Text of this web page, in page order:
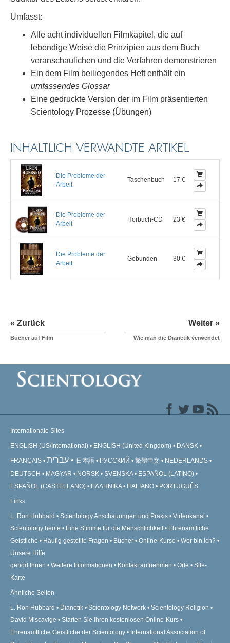
Umfasst:
Alle acht individuellen Filmkapitel, die auf
lebendige Weise die Prinzipien aus dem Buch
veranschaulichen und die Verfahren demonstrieren
Ein dem Film beiliegendes Heft enthält ein
umfassendes Glossar
Eine gedruckte Version der im Film präsentierten
Scientology Prozesse (Übungen)
INHALTLICH VERWANDTE ARTIKEL
Die Probleme der
Arbeit
Taschenbuch 17 €
Die Probleme der
Arbeit
Hörbuch-CD 23 €
Die Probleme der
Arbeit
Gebunden 30 €
« Zurück
Bücher auf Film
Weiter »
Wie man die Dianetik verwendet
Internationale Sites
ENGLISH (US/International) ENGLISH (United Kingdom) DANSK
FRANÇAIS עברית 日本語 РУССКИЙ 繁體中文
NEDERLANDS
DEUTSCH
MAGYAR NORSK SVENSKA
ESPAÑOL (LATINO)
ESPAÑOL (CASTELLANO)
ΕΛΛΗΝΙΚA ITALIANO PORTUGUÊS
Links
L. Ron Hubbard Scientology Anschauungen und Praxis
Videokanal
Scientology heute
Eine Stimme für die Menschlichkeit
Ehrenamtliche
Geistliche
Häufig gestellte Fragen Bücher Online-Kurse
Wer bin ich?
Unsere Hilfe
gehört Ihnen
Weitere Informationen Kontakt aufnehmen Orte
Site-
Karte
Ähnliche Seiten
L. Ron Hubbard Dianetik Scientology Network
Scientology Religion
David Miscavige
Starten Sie Ihren kostenlosen Online-Kurs
Ehrenamtliche Geistliche der Scientology
International Association of